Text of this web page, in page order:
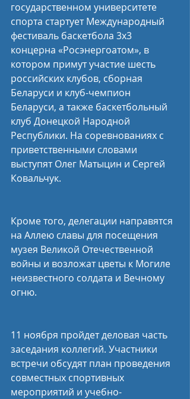
государственном университете
спорта стартует Международный
фестиваль баскетбола 3х3
концерна «Росэнергоатом», в
котором примут участие шесть
российских клубов, сборная
Беларуси и клуб-чемпион
Беларуси, а также баскетбольный
клуб Донецкой Народной
Республики. На соревнованиях с
приветственными словами
выступят Олег Матыцин и Сергей
Ковальчук.
Кроме того, делегации направятся
на Аллею славы для посещения
музея Великой Отечественной
войны и возложат цветы к Могиле
неизвестного солдата и Вечному
огню.
11 ноября пройдет деловая часть
заседания коллегий. Участники
встречи обсудят план проведения
совместных спортивных
мероприятий и учебно-